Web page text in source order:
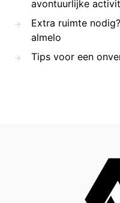
avontuurlijke
Extra ruimte
almelo
Tips voor een